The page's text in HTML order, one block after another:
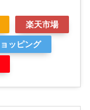
楽天市場
ッピング